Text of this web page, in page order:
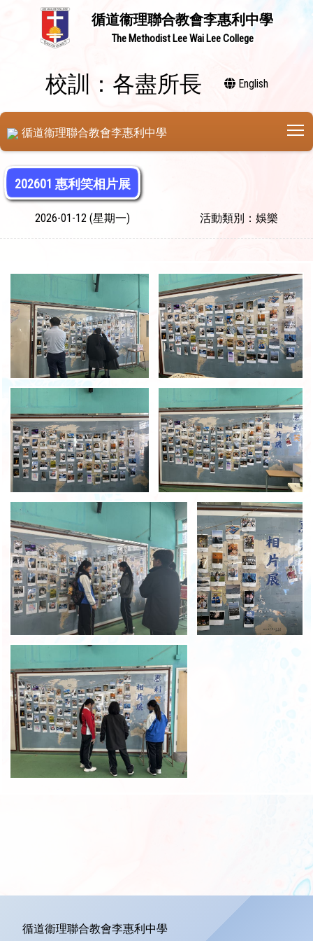
循道衞理聯合教會李惠利中學
The Methodist Lee Wai Lee College
校訓：各盡所長 English
循道衞理聯合教會李惠利中學
202601 惠利笑相片展
2026-01-12 (星期一) 活動類別：娛樂
循道衞理聯合教會李惠利中學